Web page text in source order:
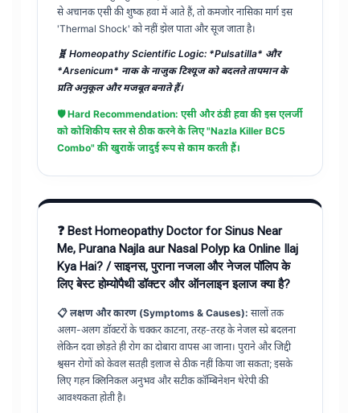
से अचानक एसी की शुष्क हवा में आते हैं, तो कमजोर नासिका मार्ग इस
'Thermal Shock' को नहीं झेल पाता और सूज जाता है।
🧬 Homeopathy Scientific Logic: *Pulsatilla* और
*Arsenicum* नाक के नाजुक टिश्यूज को बदलते तापमान के
प्रति अनुकूल और मजबूत बनाते हैं।
🛡️ Hard Recommendation: एसी और ठंडी हवा की इस एलर्जी
को कोशिकीय स्तर से ठीक करने के लिए "Nazla Killer BC5
Combo" की खुराकें जादुई रूप से काम करती हैं।
❓ Best Homeopathy Doctor for Sinus Near
Me, Purana Najla aur Nasal Polyp ka Online Ilaj
Kya Hai? / साइनस, पुराना नजला और नेजल पॉलिप के
लिए बेस्ट होम्योपैथी डॉक्टर और ऑनलाइन इलाज क्या है?
📋 लक्षण और कारण (Symptoms & Causes): सालों तक
अलग-अलग डॉक्टरों के चक्कर काटना, तरह-तरह के नेजल स्प्रे बदलना
लेकिन दवा छोड़ते ही रोग का दोबारा वापस आ जाना। पुराने और जिद्दी
श्वसन रोगों को केवल सतही इलाज से ठीक नहीं किया जा सकता; इसके
लिए गहन क्लिनिकल अनुभव और सटीक कॉम्बिनेशन थेरेपी की
आवश्यकता होती है।